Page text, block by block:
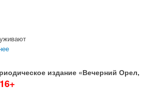
издание «Вечерний Орел,
16+